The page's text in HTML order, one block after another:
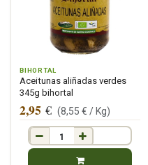
BIHORTAL
Aceitunas aliñadas verdes
345g bihortal
2,95 € (8,55 € / Kg)